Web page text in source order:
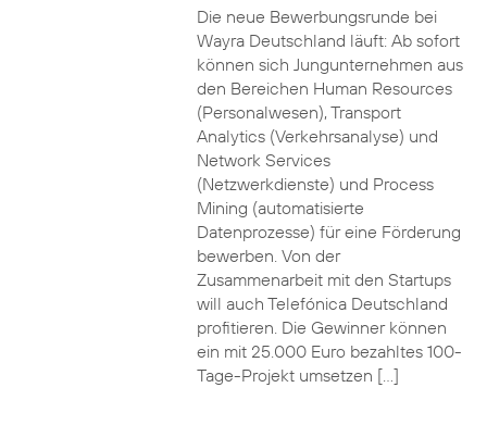
Die neue Bewerbungsrunde bei
Wayra Deutschland läuft: Ab sofort
können sich Jungunternehmen aus
den Bereichen Human Resources
(Personalwesen), Transport
Analytics (Verkehrsanalyse) und
Network Services
(Netzwerkdienste) und Process
Mining (automatisierte
Datenprozesse) für eine Förderung
bewerben. Von der
Zusammenarbeit mit den Startups
will auch Telefónica Deutschland
profitieren. Die Gewinner können
ein mit 25.000 Euro bezahltes 100-
Tage-Projekt umsetzen […]